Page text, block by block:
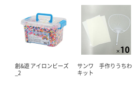
創&遊 アイロンビーズ
_2
サンワ 手作りうちわ
キット